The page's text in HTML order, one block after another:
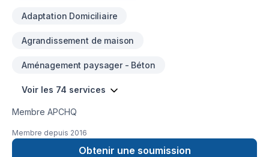
Adaptation Domiciliaire
Agrandissement de maison
Aménagement paysager - Béton
Voir les 74 services
Membre APCHQ
Membre depuis 2016
Obtenir une soumission